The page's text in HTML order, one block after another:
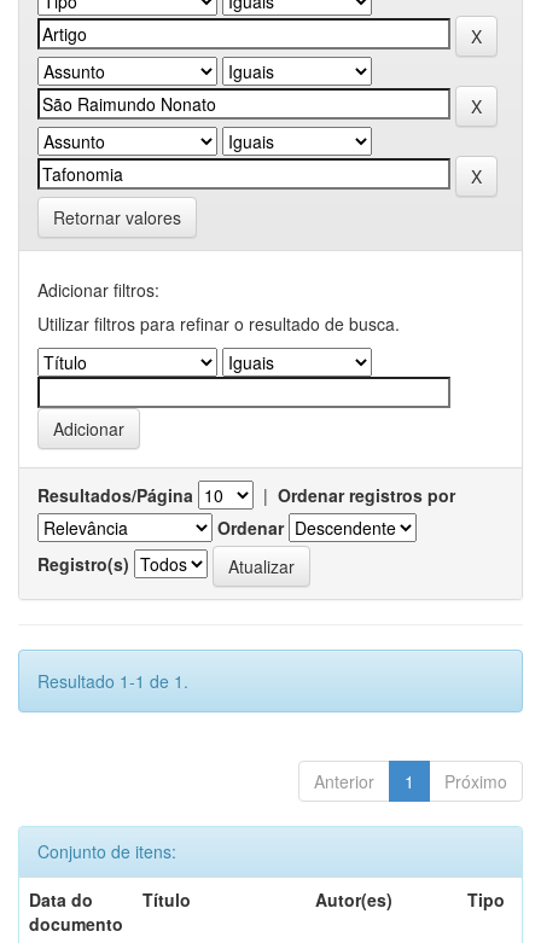
Retornar valores
Adicionar filtros:
Utilizar filtros para refinar o resultado de busca.
Resultados/Página | Ordenar registros por
Ordenar
Registro(s)
Resultado 1-1 de 1.
Anterior 1 Próximo
Conjunto de itens:
Data do
documento
Título Autor(es) Tipo